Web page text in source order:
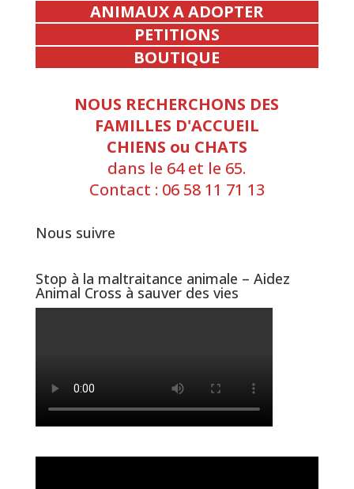
ANIMAUX A ADOPTER
PETITIONS
BOUTIQUE
NOUS RECHERCHONS DES
FAMILLES D'ACCUEIL
CHIENS ou CHATS
dans le 64 et le 65.
Contact : 06 58 11 71 13
Nous suivre
Stop à la maltraitance animale – Aidez
Animal Cross à sauver des vies